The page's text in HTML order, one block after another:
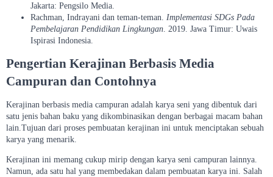
Jakarta: Pengsilo Media.
Rachman, Indrayani dan teman-teman. Implementasi SDGs Pada
Pembelajaran Pendidikan Lingkungan . 2019. Jawa Timur: Uwais
Ispirasi Indonesia.
Pengertian Kerajinan Berbasis Media
Campuran dan Contohnya
Kerajinan berbasis media campuran adalah karya seni yang dibentuk dari
satu jenis bahan baku yang dikombinasikan dengan berbagai macam bahan
lain.Tujuan dari proses pembuatan kerajinan ini untuk menciptakan sebuah
karya yang menarik.
Kerajinan ini memang cukup mirip dengan karya seni campuran lainnya.
Namun, ada satu hal yang membedakan dalam pembuatan karya ini. Salah